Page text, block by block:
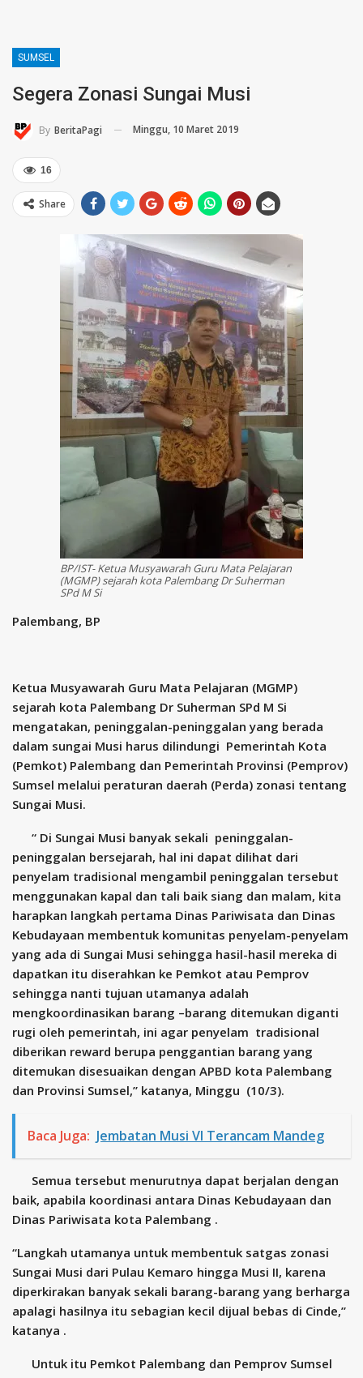
SUMSEL
Segera Zonasi Sungai Musi
By BeritaPagi Minggu, 10 Maret 2019
16
Share
BP/IST- Ketua Musyawarah Guru Mata Pelajaran
(MGMP) sejarah kota Palembang Dr Suherman
SPd M Si
Palembang, BP
Ketua Musyawarah Guru Mata Pelajaran (MGMP)
sejarah kota Palembang Dr Suherman SPd M Si
mengatakan, peninggalan-peninggalan yang berada
dalam sungai Musi harus dilindungi Pemerintah Kota
(Pemkot) Palembang dan Pemerintah Provinsi (Pemprov)
Sumsel melalui peraturan daerah (Perda) zonasi tentang
Sungai Musi.
“ Di Sungai Musi banyak sekali peninggalan-
peninggalan bersejarah, hal ini dapat dilihat dari
penyelam tradisional mengambil peninggalan tersebut
menggunakan kapal dan tali baik siang dan malam, kita
harapkan langkah pertama Dinas Pariwisata dan Dinas
Kebudayaan membentuk komunitas penyelam-penyelam
yang ada di Sungai Musi sehingga hasil-hasil mereka di
dapatkan itu diserahkan ke Pemkot atau Pemprov
sehingga nanti tujuan utamanya adalah
mengkoordinasikan barang –barang ditemukan diganti
rugi oleh pemerintah, ini agar penyelam tradisional
diberikan reward berupa penggantian barang yang
ditemukan disesuaikan dengan APBD kota Palembang
dan Provinsi Sumsel,” katanya, Minggu (10/3).
Baca Juga: Jembatan Musi VI Terancam Mandeg
Semua tersebut menurutnya dapat berjalan dengan
baik, apabila koordinasi antara Dinas Kebudayaan dan
Dinas Pariwisata kota Palembang .
“Langkah utamanya untuk membentuk satgas zonasi
Sungai Musi dari Pulau Kemaro hingga Musi II, karena
diperkirakan banyak sekali barang-barang yang berharga
apalagi hasilnya itu sebagian kecil dijual bebas di Cinde,”
katanya .
Untuk itu Pemkot Palembang dan Pemprov Sumsel